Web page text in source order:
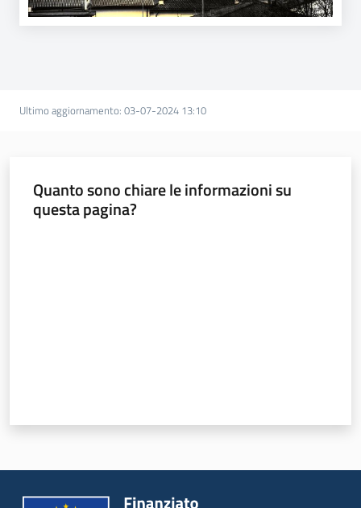
Ultimo aggiornamento: 03-07-2024 13:10
Quanto sono chiare le informazioni su
questa pagina?